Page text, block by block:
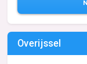
Overijssel